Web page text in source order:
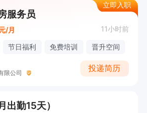
立即入职
服务员
/月 11小时前
节日福利 免费培训 晋升空间
限公司
投递简历
出勤15天）